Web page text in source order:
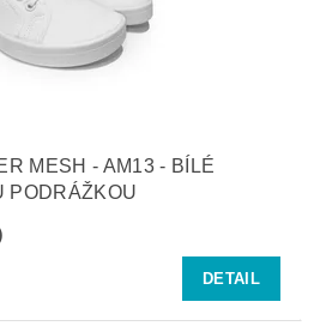
MESH - AM13 - BÍLÉ
PODRÁŽKOU
DETAIL